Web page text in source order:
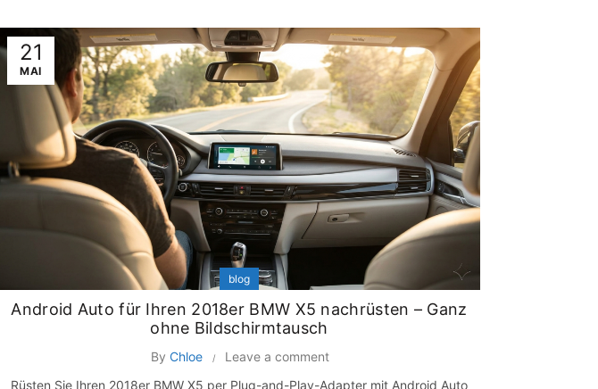
21
MAI
blog
Android Auto für Ihren 2018er BMW X5 nachrüsten – Ganz
ohne Bildschirmtausch
By Chloe
Leave a comment
Rüsten Sie Ihren 2018er BMW X5 per Plug-and-Play-Adapter mit Android Auto